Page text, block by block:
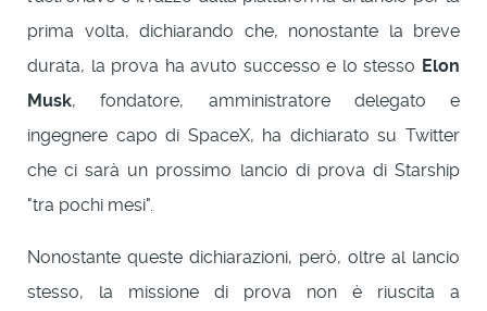
prima volta, dichiarando che, nonostante la breve
durata, la prova ha avuto successo e lo stesso Elon
Musk, fondatore, amministratore delegato e
ingegnere capo di SpaceX, ha dichiarato su Twitter
che ci sarà un prossimo lancio di prova di Starship
"tra pochi mesi".
Nonostante queste dichiarazioni, però, oltre al lancio
stesso, la missione di prova non è riuscita a